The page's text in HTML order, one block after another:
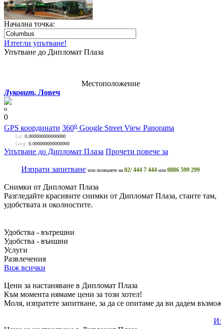
Начална точка:
Изтегли упътване!
Упътване до Дипломат Плаза
Местоположение
Луковит, Ловеч
o
0
GPS координати 360o Google Street View Panorama
Lat: 0.000000000000000
Long: 0.000000000000000
Упътване до Дипломат Плаза Прочети повече за
Изпрати запитване или позвънете на 02/ 444 7 444 или 0886 599 299
Снимки от Дипломат Плаза
Разгледайте красивите снимки от Дипломат Плаза, стаите там,
удобствата и околностите.
Удобства - вътрешни
Удобства - външни
Услуги
Развлечения
Виж всички
Цени за настаняване в Дипломат Плаза
Към момента нямаме цени за този хотел!
Моля, изпратете запитване, за да се опитаме да ви дадем